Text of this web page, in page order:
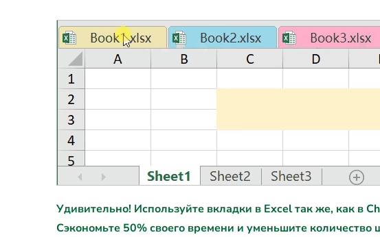
Удивительно! Используйте вкладки в Excel так же, как в
Сэкономьте 50% своего времени и уменьшите